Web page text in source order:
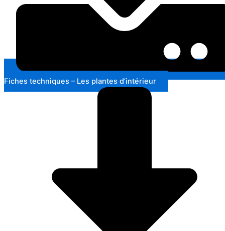
Fiches techniques – Les plantes d’intérieur